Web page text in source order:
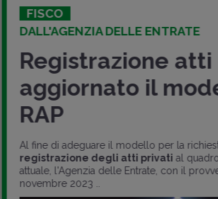
FISCO
DALL'AGENZIA DELLE ENTRATE
Registrazione
aggiornato il
RAP
Al fine di adeguare il modello per la
registrazione degli atti privatial
attuale, l'Agenzia delle Entrate, con il
novembre 2023 ..